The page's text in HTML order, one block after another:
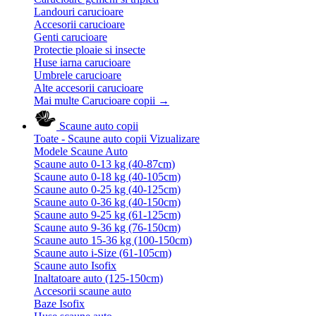
Landouri carucioare
Accesorii carucioare
Genti carucioare
Protectie ploaie si insecte
Huse iarna carucioare
Umbrele carucioare
Alte accesorii carucioare
Mai multe Carucioare copii →
Scaune auto copii
Toate - Scaune auto copii Vizualizare
Modele Scaune Auto
Scaune auto 0-13 kg (40-87cm)
Scaune auto 0-18 kg (40-105cm)
Scaune auto 0-25 kg (40-125cm)
Scaune auto 0-36 kg (40-150cm)
Scaune auto 9-25 kg (61-125cm)
Scaune auto 9-36 kg (76-150cm)
Scaune auto 15-36 kg (100-150cm)
Scaune auto i-Size (61-105cm)
Scaune auto Isofix
Inaltatoare auto (125-150cm)
Accesorii scaune auto
Baze Isofix